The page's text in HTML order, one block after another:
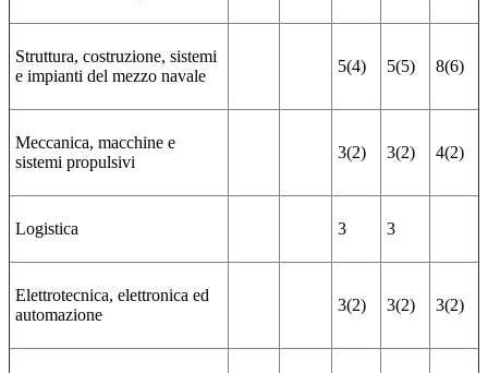
Struttura, costruzione, sistemi
e impianti del mezzo navale
5(4) 5(5) 8(6)
Meccanica, macchine e
sistemi propulsivi
3(2) 3(2) 4(2)
Logistica 3 3
Elettrotecnica, elettronica ed
automazione
3(2) 3(2) 3(2)